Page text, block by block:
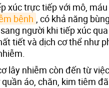
xúc trực tiếp với mô,
bệnh , có khả năng
người khi tiếp xúc
tiết và dịch cơ thể như
lây nhiễm còn đến từ
áo, chăn, kim tiêm đã